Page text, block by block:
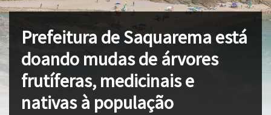
Prefeitura de Saquarema está
doando mudas de árvores
frutíferas, medicinais e
nativas à população